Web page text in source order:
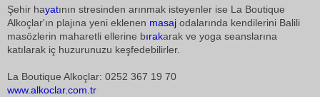
Şehir hayatının stresinden arınmak isteyenler ise La Boutique
Alkoçlar'ın plajına yeni eklenen masaj odalarında kendilerini Balili
masözlerin maharetli ellerine bırakarak ve yoga seanslarına
katılarak iç huzurunuzu keşfedebilirler.
La Boutique Alkoçlar: 0252 367 19 70
www.alkoclar.com.tr